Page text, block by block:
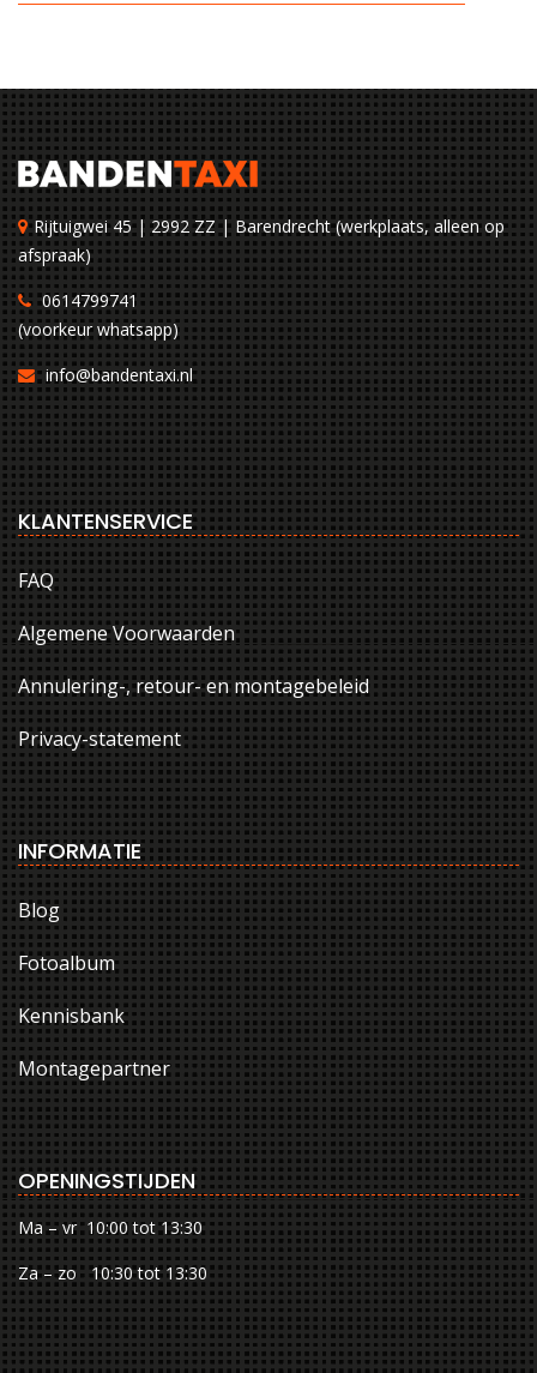
Rijtuigwei 45 | 2992 ZZ | Barendrecht (werkplaats, alleen op
afspraak)
0614799741
(voorkeur whatsapp)
info@bandentaxi.nl
KLANTENSERVICE
FAQ
Algemene Voorwaarden
Annulering-, retour- en montagebeleid
Privacy-statement
INFORMATIE
Blog
Fotoalbum
Kennisbank
Montagepartner
OPENINGSTIJDEN
Ma – vr 10:00 tot 13:30
Za – zo 10:30 tot 13:30